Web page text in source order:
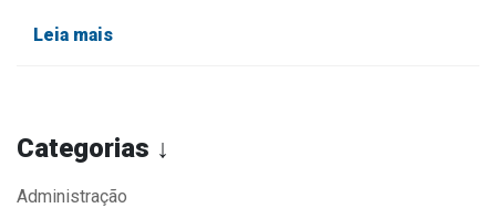
Categorias ↓
Administração
Leia mais